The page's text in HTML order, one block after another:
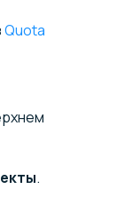
Quota
.